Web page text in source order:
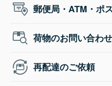
郵便局・ATM・ポ
荷物のお問い合わせ
再配達のご依頼